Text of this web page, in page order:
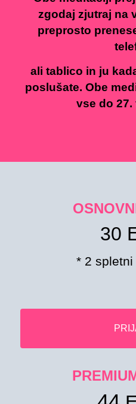
zgodaj zjutraj na
preprosto
ali tablico in ju
poslušate. Obe
vse do 27.
30
* 2